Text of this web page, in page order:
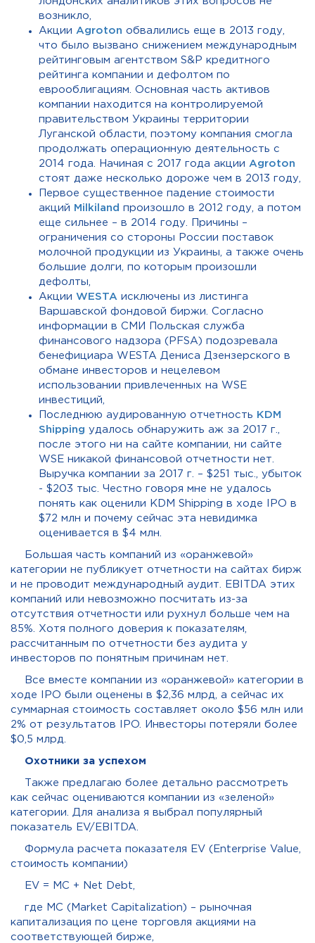
возникло,
Акции Agroton обвалились еще в 2013 году,
что было вызвано снижением международным
рейтинговым агентством S&P кредитного
рейтинга компании и дефолтом по
еврооблигациям. Основная часть активов
компании находится на контролируемой
правительством Украины территории
Луганской области, поэтому компания смогла
продолжать операционную деятельность с
2014 года. Начиная с 2017 года акции Agroton
стоят даже несколько дороже чем в 2013 году,
Первое существенное падение стоимости
акций
Milkiland произошло в 2012 году, а потом
еще сильнее – в 2014 году. Причины –
ограничения со стороны России поставок
молочной продукции из Украины, а также очень
большие долги, по которым произошли
дефолты,
Акции WESTA исключены из листинга
Варшавской фондовой биржи. Согласно
информации в СМИ Польская служба
финансового надзора (PFSA) подозревала
бенефициара WESTA Дениса Дзензерского в
обмане инвесторов и нецелевом
использовании привлеченных на WSE
инвестиций,
Последнюю аудированную отчетность
KDM
Shipping удалось обнаружить аж за 2017 г.,
после этого ни на сайте компании, ни сайте
WSE никакой финансовой отчетности нет.
Выручка компании за 2017 г. – $251 тыс., убыток
- $203 тыс. Честно говоря мне не удалось
понять как оценили KDM Shipping в ходе IPO в
$72 млн и почему сейчас эта невидимка
оценивается в $4 млн.
Большая часть компаний из «оранжевой»
категории не публикует отчетности на сайтах бирж
и не проводит международный аудит. EBITDA этих
компаний или невозможно посчитать из-за
отсутствия отчетности или рухнул больше чем на
85%. Хотя полного доверия к показателям,
рассчитанным по отчетности без аудита у
инвесторов по понятным причинам нет.
Все вместе компании из «оранжевой» категории в
ходе IPO были оценены в $2,36 млрд, а сейчас их
суммарная стоимость составляет около $56 млн или
2% от результатов IPO. Инвесторы потеряли более
$0,5 млрд.
Охотники за успехом
Также предлагаю более детально рассмотреть
как сейчас оцениваются компании из «зеленой»
категории. Для анализа я выбрал популярный
показатель EV/EBITDA.
Формула расчета показателя EV (Enterprise Value,
стоимость компании)
EV = MC + Net Debt,
где MC (Market Capitalization) – рыночная
капитализация по цене торговля акциями на
соответствующей бирже,